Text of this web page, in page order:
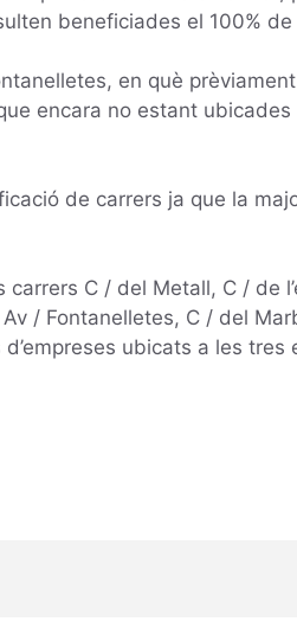
beneficiades el 100%
en què
encara no estant
de carrers ja que la
C / del Metall, C / de
/ Fontanelletes, C / del
ubicats a les